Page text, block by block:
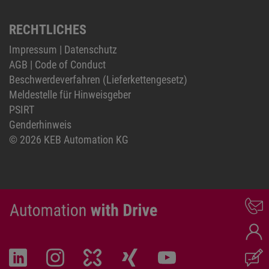
RECHTLICHES
Impressum | Datenschutz
AGB | Code of Conduct
Beschwerdeverfahren (Lieferkettengesetz)
Meldestelle für Hinweisgeber
PSIRT
Genderhinweis
© 2026 KEB Automation KG